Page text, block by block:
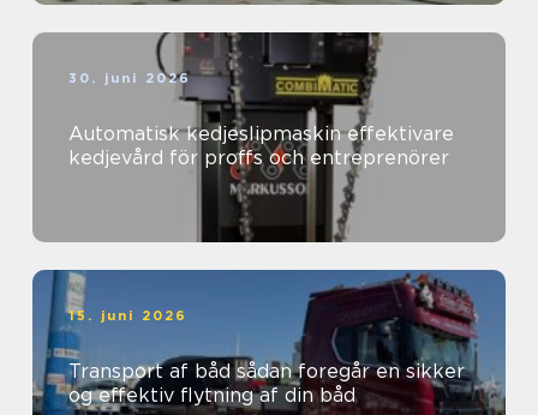
30. juni 2026
Automatisk kedjeslipmaskin effektivare
kedjevård för proffs och entreprenörer
15. juni 2026
Transport af båd sådan foregår en sikker
og effektiv flytning af din båd